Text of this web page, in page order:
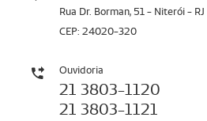
Rua Dr. Borman, 51 - Niterói - RJ
CEP: 24020-320
Ouvidoria
21 3803-1120
21 3803-1121